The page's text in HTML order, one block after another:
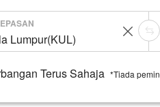
Terus Sahaja *Tiada